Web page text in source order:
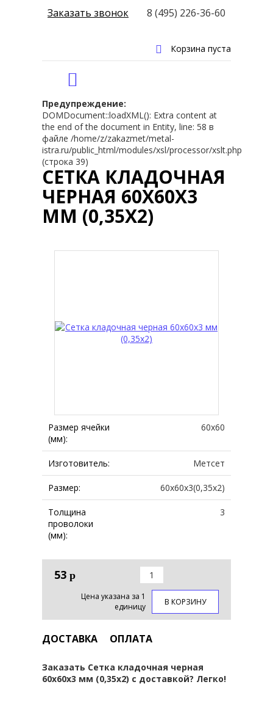
Предупреждение:
DOMDocument::loadXML(): Extra content at
the end of the document in Entity, line: 58 в
файле /home/z/zakazmet/metal-
istra.ru/public_html/modules/xsl/processor/xslt.php
(строка 39)
СЕТКА КЛАДОЧНАЯ
ЧЕРНАЯ 60Х60Х3
ММ (0,35Х2)
Размер ячейки
(мм):
60х60
Изготовитель: Метсет
Размер: 60х60х3(0,35х2)
Толщина
проволоки
(мм):
3
53 р
Цена указана за 1
единицу
В КОРЗИНУ
ДОСТАВКА ОПЛАТА
Заказать Сетка кладочная черная
60х60х3 мм (0,35х2) с доставкой? Легко!
Заказать звонок 8 (495) 226-36-60
Корзина пуста